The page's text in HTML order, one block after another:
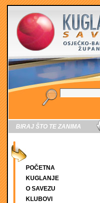
BIRAJ ŠTO TE ZANIMA
POČETNA
KUGLANJE
O SAVEZU
KLUBOVI